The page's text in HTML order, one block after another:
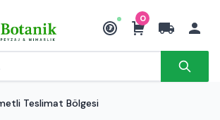
₺
0
Teslimat Bölgesi